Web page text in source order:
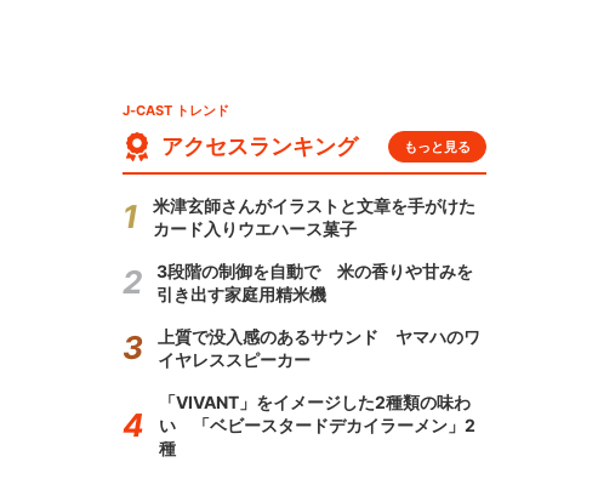
J-CAST トレンド
アクセスランキング もっと見る
米津玄師さんがイラストと文章を手がけた
カード入りウエハース菓子
3段階の制御を自動で 米の香りや甘みを
引き出す家庭用精米機
上質で没入感のあるサウンド ヤマハのワ
イヤレススピーカー
「VIVANT」をイメージした2種類の味わ
い 「ベビースタードデカイラーメン」2
種